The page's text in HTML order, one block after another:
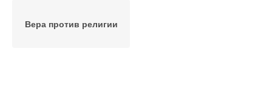
Вера против религии